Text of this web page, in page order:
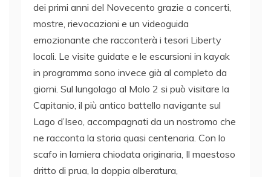
dei primi anni del Novecento grazie a concerti,
mostre, rievocazioni e un videoguida
emozionante che racconterà i tesori Liberty
locali. Le visite guidate e le escursioni in kayak
in programma sono invece già al completo da
giorni. Sul lungolago al Molo 2 si può visitare la
Capitanio, il più antico battello navigante sul
Lago d’Iseo, accompagnati da un nostromo che
ne racconta la storia quasi centenaria. Con lo
scafo in lamiera chiodata originaria, Il maestoso
dritto di prua, la doppia alberatura,